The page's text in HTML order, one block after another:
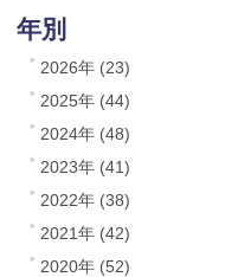
年別
2026年 (23)
2025年 (44)
2024年 (48)
2023年 (41)
2022年 (38)
2021年 (42)
2020年 (52)